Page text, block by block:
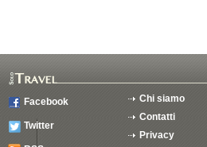
Facebook
Twitter
Chi siamo
Contatti
Privacy